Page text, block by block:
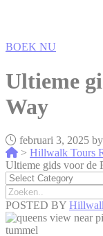
BOEK NU
Ultieme
Way
februari 3, 2025 by
> Hillwalk Tours
Ultieme gids voor de
POSTED BY